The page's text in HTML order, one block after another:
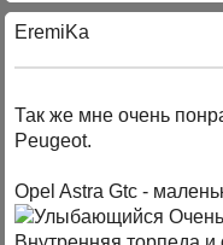
EremiKa
Так же мне очень
Peugeot.
Opel Astra Gtc -